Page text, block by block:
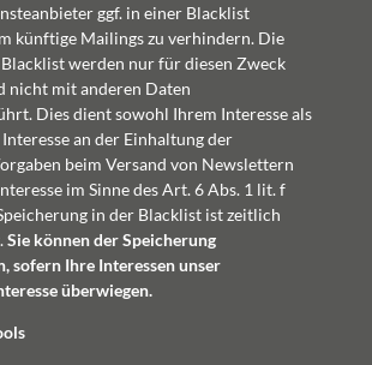
ggf. in einer Blacklist
künftige Mailings zu verhindern. Die
werden nur für diesen Zweck
nicht mit anderen Daten
Dies dient sowohl Ihrem Interesse als
an der Einhaltung der
beim Versand von Newslettern
im Sinne des Art. 6 Abs. 1 lit. f
in der Blacklist ist zeitlich
Sie können der Speicherung
sofern Ihre Interessen unser
überwiegen.